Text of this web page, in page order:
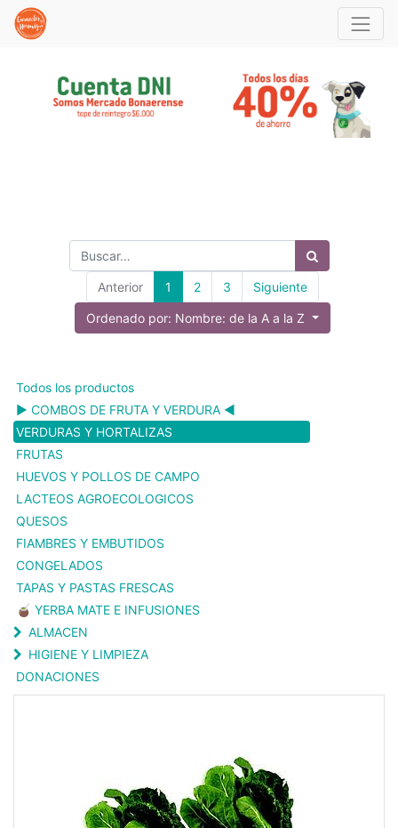
Anterior 1 2 3 Siguiente
Ordenado por: Nombre: de la A a la Z
Todos los productos
▶️ COMBOS DE FRUTA Y VERDURA ◀️
VERDURAS Y HORTALIZAS
FRUTAS
HUEVOS Y POLLOS DE CAMPO
LACTEOS AGROECOLOGICOS
QUESOS
FIAMBRES Y EMBUTIDOS
CONGELADOS
TAPAS Y PASTAS FRESCAS
🧉 YERBA MATE E INFUSIONES
ALMACEN
HIGIENE Y LIMPIEZA
DONACIONES